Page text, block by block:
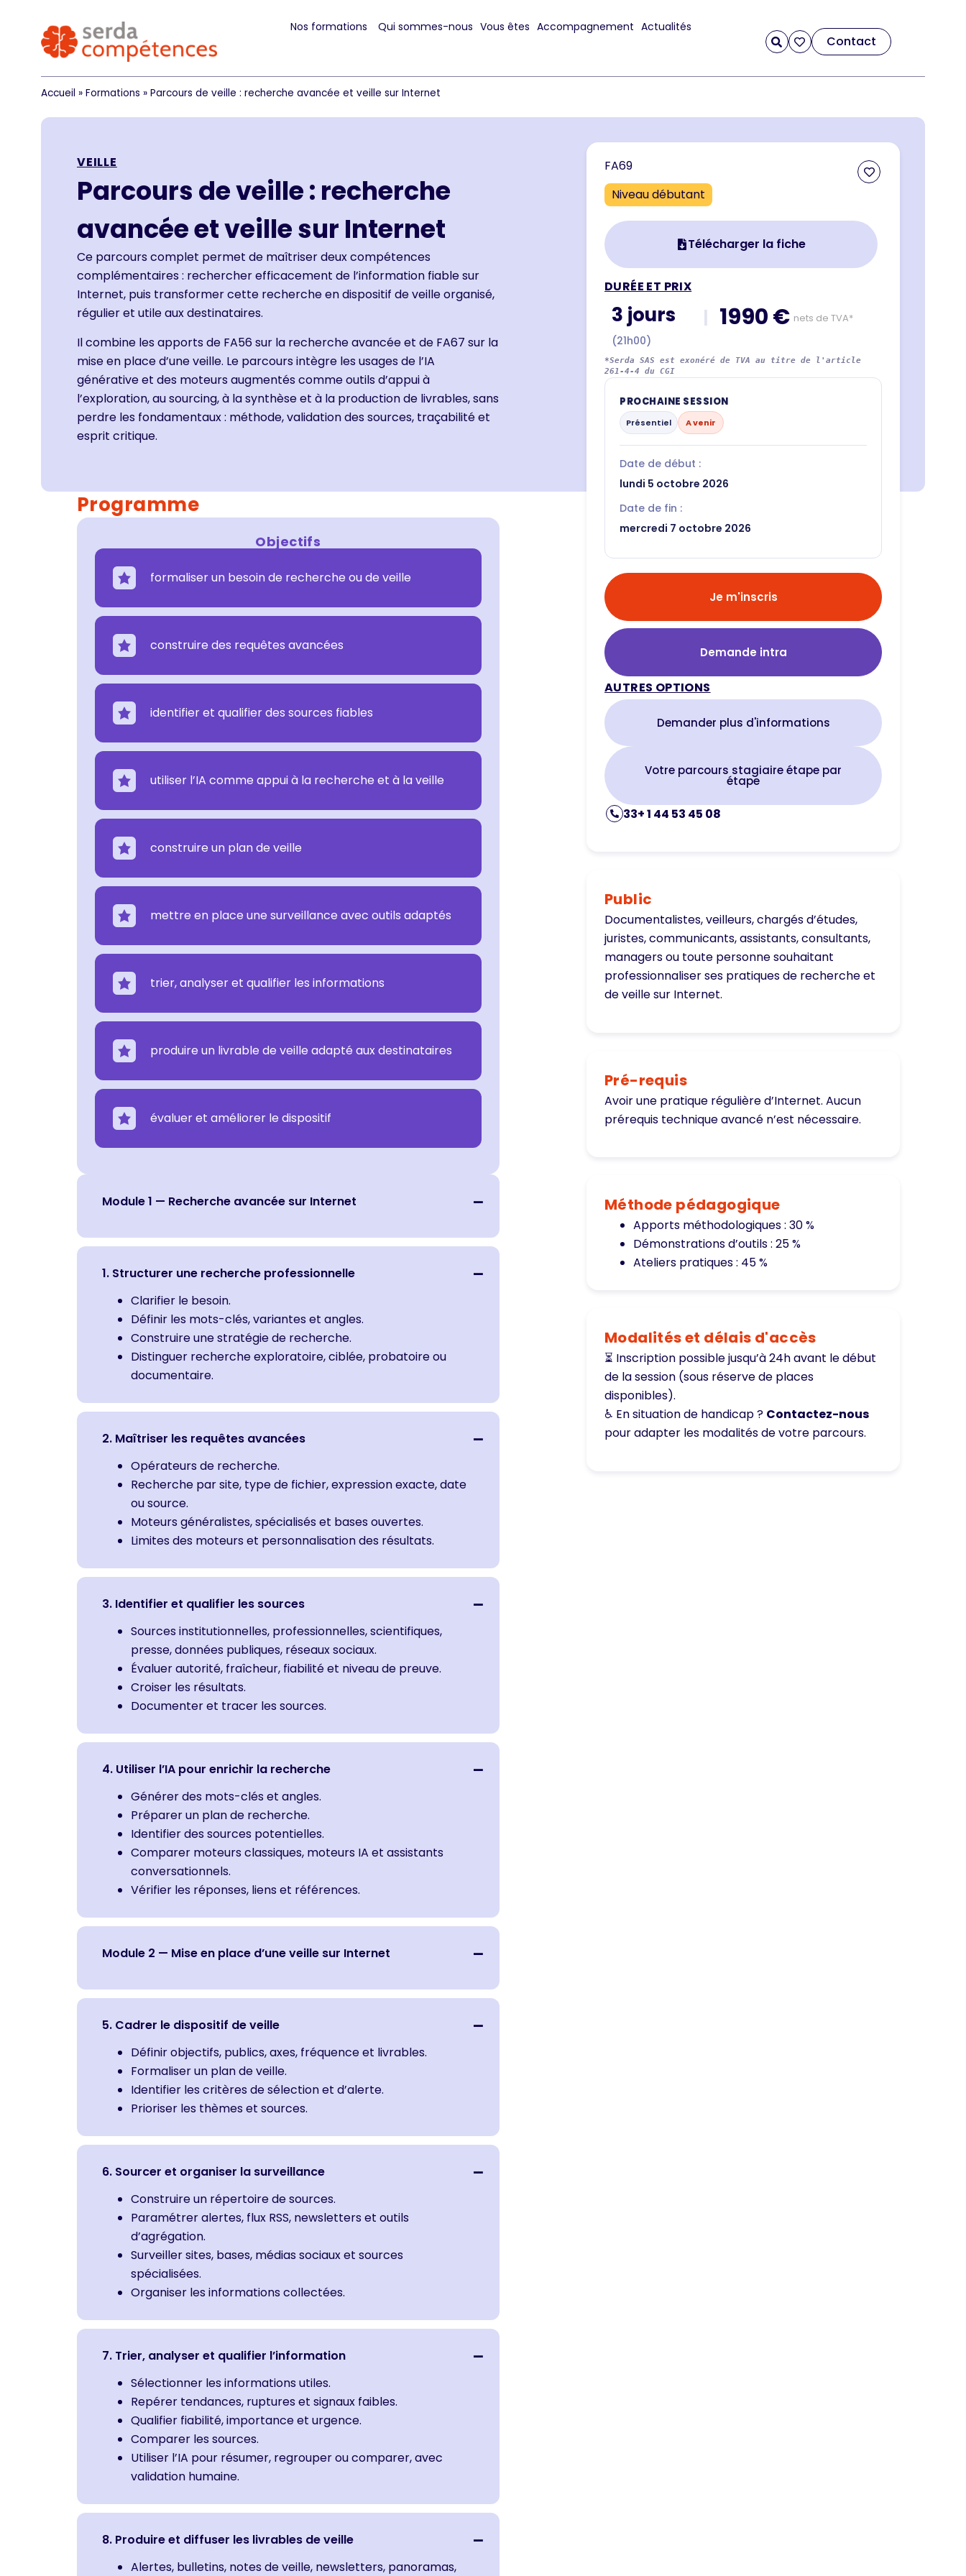
Nos formations Qui sommes-nous Vous êtes Accompagnement Actualités
Contact
Accueil » Formations » Parcours de veille : recherche avancée et veille sur Internet
VEILLE
Parcours de veille : recherche
avancée et veille sur Internet
Ce parcours complet permet de maîtriser deux compétences
complémentaires : rechercher efficacement de l’information fiable sur
Internet, puis transformer cette recherche endispositif de veille organisé,
régulier et utile aux destinataires.
Il combine les apports de FA56 sur la recherche avancéeet de FA67 sur la
mise en place d’une veille. Le parcours intègre les usages de l’IA
générative et des moteurs augmentés comme outils d’appui à
l’exploration, au sourcing, à la synthèse et à la production de livrables, sans
perdre les fondamentaux : méthode, validation des sources, traçabilité et
esprit critique.
Programme
Objectifs
formaliser un besoin de recherche ou de veille
construire des requêtes avancées
identifier et qualifier des sources fiables
utiliser l’IA comme appui à la recherche et à la veille
construire un plan de veille
mettre en place une surveillance avec outils adaptés
trier, analyser et qualifier les informations
produire un livrable de veille adapté aux destinataires
évaluer et améliorer le dispositif
Module 1 — Recherche avancée sur Internet
1. Structurer une recherche professionnelle
Clarifier le besoin.
Définir les mots-clés, variantes et angles.
Construire une stratégie de recherche.
Distinguer recherche exploratoire, ciblée, probatoire ou
documentaire.
2. Maîtriser les requêtes avancées
Opérateurs de recherche.
Recherche par site, type de fichier, expression exacte, date
ou source.
Moteurs généralistes, spécialisés et bases ouvertes.
Limites des moteurs et personnalisation des résultats.
3. Identifier et qualifier les sources
Sources institutionnelles, professionnelles, scientifiques,
presse, données publiques, réseaux sociaux.
Évaluer autorité, fraîcheur, fiabilité et niveau de preuve.
Croiser les résultats.
Documenter et tracer les sources.
4. Utiliser l’IA pour enrichir la recherche
Générer des mots-clés et angles.
Préparer un plan de recherche.
Identifier des sources potentielles.
Comparer moteurs classiques, moteurs IA et assistants
conversationnels.
Vérifier les réponses, liens et références.
Module 2 — Mise en place d’une veille sur Internet
5. Cadrer le dispositif de veille
Définir objectifs, publics, axes, fréquence et livrables.
Formaliser un plan de veille.
Identifier les critères de sélection et d’alerte.
Prioriser les thèmes et sources.
6. Sourcer et organiser la surveillance
Construire un répertoire de sources.
Paramétrer alertes, flux RSS, newsletters et outils
d’agrégation.
Surveiller sites, bases, médias sociaux et sources
spécialisées.
Organiser les informations collectées.
7. Trier, analyser et qualifier l’information
Sélectionner les informations utiles.
Repérer tendances, ruptures et signaux faibles.
Qualifier fiabilité, importance et urgence.
Comparer les sources.
Utiliser l’IA pour résumer, regrouper ou comparer, avec
validation humaine.
8. Produire et diffuser les livrables de veille
Alertes, bulletins, notes de veille, newsletters, panoramas,
FA69
Niveau débutant
Télécharger la fiche
DURÉE ET PRIX
3 jours
(21h00)
1990 € nets de TVA*
*Serda SAS est exonéré de TVA au titre de l'article
261-4-4 du CGI
PROCHAINE SESSION
Présentiel A venir
Date de début :
lundi 5 octobre 2026
Date de fin :
mercredi 7 octobre 2026
Je m'inscris
Demande intra
AUTRES OPTIONS
Demander plus d'informations
Votre parcours stagiaire étape par
étape
33+ 1 44 53 45 08
Public
Documentalistes, veilleurs, chargés d’études,
juristes, communicants, assistants, consultants,
managers ou toute personne souhaitant
professionnaliser ses pratiques de recherche et
de veille sur Internet.
Pré-requis
Avoir une pratique régulière d’Internet. Aucun
prérequis technique avancé n’est nécessaire.
Méthode pédagogique
Apports méthodologiques : 30 %
Démonstrations d’outils : 25 %
Ateliers pratiques : 45 %
Modalités et délais d'accès
⏳ Inscription possible jusqu’à 24h avant le début
de la session (sous réserve de places
disponibles).
♿ En situation de handicap ? Contactez-nous
pour adapter les modalités de votre parcours.